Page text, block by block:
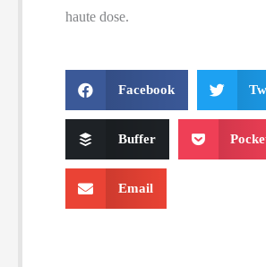
haute dose.
Facebook
Buffer
Email